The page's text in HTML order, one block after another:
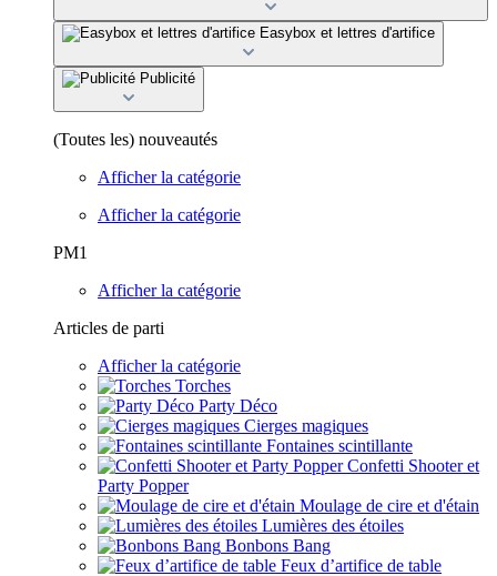
Easybox et lettres d'artifice
Publicité
(Toutes les) nouveautés
Afficher la catégorie
Afficher la catégorie
PM1
Afficher la catégorie
Articles de parti
Afficher la catégorie
Torches
Party Déco
Cierges magiques
Fontaines scintillante
Confetti Shooter et
Party Popper
Moulage de cire et d'étain
Lumières des étoiles
Bonbons Bang
Feux d’artifice de table